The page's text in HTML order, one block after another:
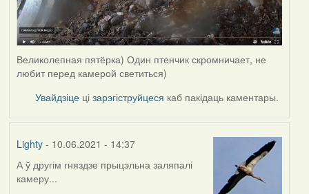
Великолепная пятёрка) Один птенчик скромничает, не
любит перед камерой светиться)
Увайдзіце цізарэгіструйцеся каб пакідаць каментары.
Lighty- 10.06.2021 - 14:37
А ў другім гняздзе прыцэльна заляпалі
камеру...